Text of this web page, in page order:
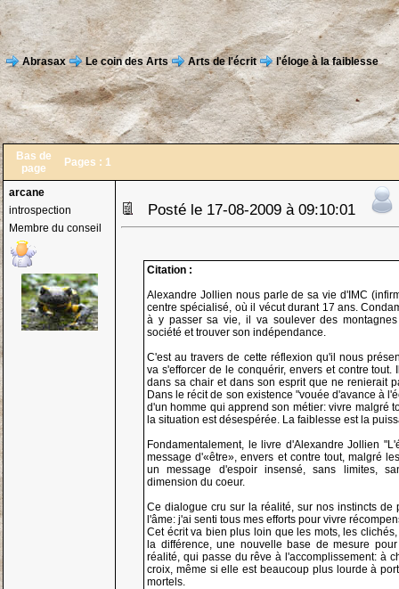
Abrasax Le coin des Arts Arts de l'écrit l'éloge à la faiblesse
Bas de
page
Pages : 1
arcane
introspection
Membre du conseil
Posté le 17-08-2009 à 09:10:01
Citation :
Alexandre Jollien nous parle de sa vie d'IMC
centre spécialisé, où il vécut durant 17 ans.
à y passer sa vie, il va soulever des
société et trouver son indépendance.
C'est au travers de cette réflexion qu'il nous
va s'efforcer de le conquérir, envers et contre
dans sa chair et dans son esprit que ne renierait
Dans le récit de son existence "vouée d'avance à
d'un homme qui apprend son métier: vivre malgré
la situation est désespérée. La faiblesse est la
Fondamentalement, le livre d'Alexandre Jollien
message d'«être», envers et contre tout, malgré
un message d'espoir insensé, sans limites,
dimension du coeur.
Ce dialogue cru sur la réalité, sur nos instincts de
l'âme: j'ai senti tous mes efforts pour vivre
Cet écrit va bien plus loin que les mots, les
la différence, une nouvelle base de mesure
réalité, qui passe du rêve à l'accomplissement: à
croix, même si elle est beaucoup plus lourde à
mortels.